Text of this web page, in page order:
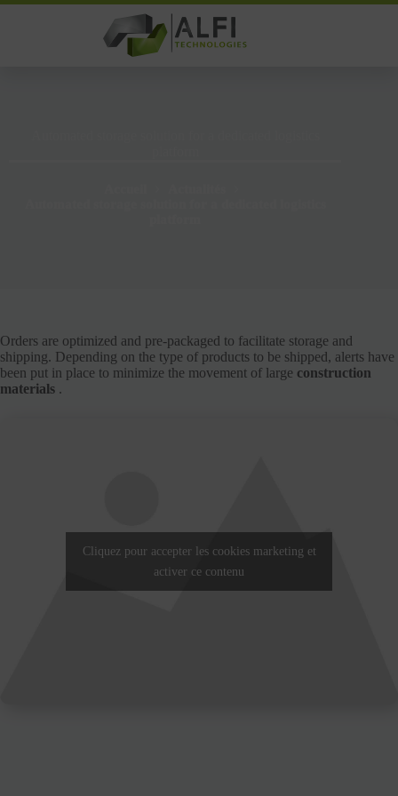
Passer
Orders are optimized and pre-packaged to facilitate storage and
shipping. Depending on the type of products to be shipped, alerts have
been put in place to minimize the movement of large construction
materials .
Cliquez pour accepter les cookies marketing et
activer ce contenu